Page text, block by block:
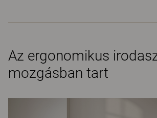
Az ergonomikus
mozgásban tart